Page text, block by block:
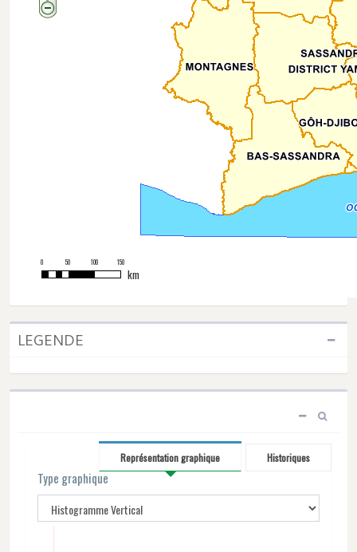
0 50 100 150
km
LEGENDE
Historiques
Représentation graphique
Type graphique